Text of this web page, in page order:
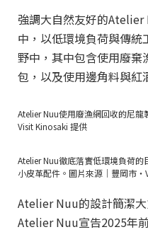
強調大自然友好的
中，以低環境負荷與傳
野中，其中包含使用廢
包，以及使用邊角料與紅
Atelier Nuu使用廢漁網回收的尼龍
Visit Kinosaki 提供
Atelier Nuu徹底落實低環境負荷
小皮革配件。圖片來源｜豐岡市
Atelier Nuu的設計簡潔
Atelier Nuu宣告2025年